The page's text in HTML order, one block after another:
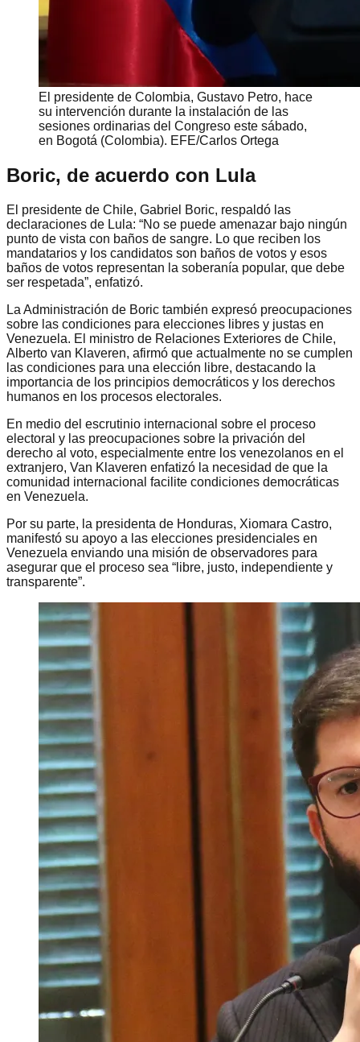
El presidente de Colombia, Gustavo Petro, hace
su intervención durante la instalación de las
sesiones ordinarias del Congreso este sábado,
en Bogotá (Colombia). EFE/Carlos Ortega
Boric, de acuerdo con Lula
El presidente de Chile, Gabriel Boric, respaldó las
declaraciones de Lula: “No se puede amenazar bajo ningún
punto de vista con baños de sangre. Lo que reciben los
mandatarios y los candidatos son baños de votos y esos
baños de votos representan la soberanía popular, que debe
ser respetada”, enfatizó.
La Administración de Boric también expresó preocupaciones
sobre las condiciones para elecciones libres y justas en
Venezuela. El ministro de Relaciones Exteriores de Chile,
Alberto van Klaveren, afirmó que actualmente no se cumplen
las condiciones para una elección libre, destacando la
importancia de los principios democráticos y los derechos
humanos en los procesos electorales.
En medio del escrutinio internacional sobre el proceso
electoral y las preocupaciones sobre la privación del
derecho al voto, especialmente entre los venezolanos en el
extranjero, Van Klaveren enfatizó la necesidad de que la
comunidad internacional facilite condiciones democráticas
en Venezuela.
Por su parte, la presidenta de Honduras, Xiomara Castro,
manifestó su apoyo a las elecciones presidenciales en
Venezuela enviando una misión de observadores para
asegurar que el proceso sea “libre, justo, independiente y
transparente”.